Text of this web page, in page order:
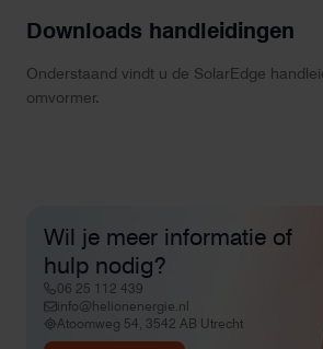
Downloads handleidingen
Onderstaand vindt u de SolarEdge
omvormer.
Wil je meer informatie of
hulp nodig?
06 25 112 439
info@helionenergie.nl
Atoomweg 54, 3542 AB Utrecht